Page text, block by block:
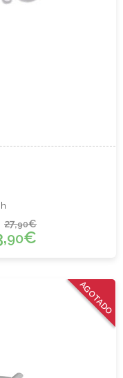
27,90€
90€
AGOTADO